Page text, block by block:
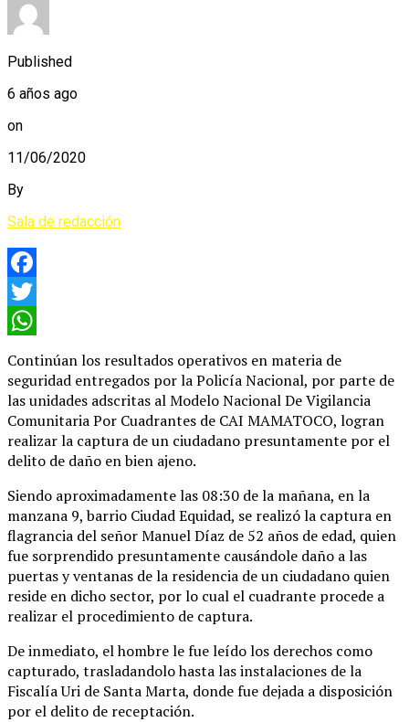
Published
6 años ago
on
11/06/2020
By
Sala de redacción
Facebook
Twitter
Continúan los resultados operativos en materia de
seguridad entregados por la Policía Nacional, por parte de
las unidades adscritas al Modelo Nacional De Vigilancia
Comunitaria Por Cuadrantes de CAI MAMATOCO, logran
realizar la captura de un ciudadano presuntamente por el
delito de daño en bien ajeno.
Siendo aproximadamente las 08:30 de la mañana, en la
manzana 9, barrio Ciudad Equidad, se realizó la captura en
flagrancia del señor Manuel Díaz de 52 años de edad, quien
fue sorprendido presuntamente causándole daño a las
puertas y ventanas de la residencia de un ciudadano quien
reside en dicho sector, por lo cual el cuadrante procede a
realizar el procedimiento de captura.
De inmediato, el hombre le fue leído los derechos como
capturado, trasladandolo hasta las instalaciones de la
Fiscalía Uri de Santa Marta, donde fue dejada a disposición
por el delito de receptación.